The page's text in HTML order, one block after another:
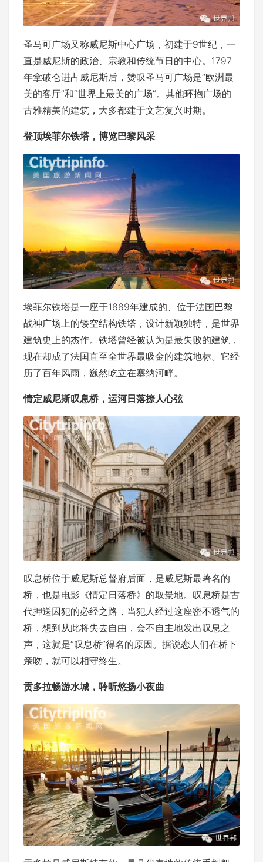
圣马可广场又称威尼斯中心广场，初建于9世纪，一
直是威尼斯的政治、宗教和传统节日的中心。1797
年拿破仑进占威尼斯后，赞叹圣马可广场是“欧洲最
美的客厅”和“世界上最美的广场”。其他环抱广场的
古雅精美的建筑，大多都建于文艺复兴时期。
登顶埃菲尔铁塔，博览巴黎风采
埃菲尔铁塔是一座于1889年建成的、位于法国巴黎
战神广场上的镂空结构铁塔，设计新颖独特，是世界
建筑史上的杰作。铁塔曾经被认为是最失败的建筑，
现在却成了法国直至全世界最吸金的建筑地标。它经
历了百年风雨，巍然屹立在塞纳河畔。
情定威尼斯叹息桥，运河日落撩人心弦
叹息桥位于威尼斯总督府后面，是威尼斯最著名的
桥，也是电影《情定日落桥》的取景地。叹息桥是古
代押送囚犯的必经之路，当犯人经过这座密不透气的
桥，想到从此将失去自由，会不自主地发出叹息之
声，这就是“叹息桥”得名的原因。据说恋人们在桥下
亲吻，就可以相守终生。
贡多拉畅游水城，聆听悠扬小夜曲